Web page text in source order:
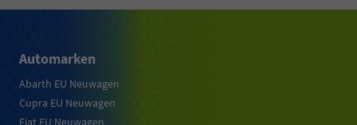
Automarken
Abarth EU Neuwagen
Cupra EU Neuwagen
Fiat EU Neuwagen